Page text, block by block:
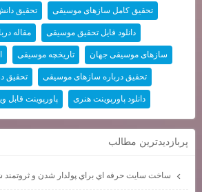
تحقیق کامل سازهای موسیقی تحقیق
دانلود فایل تحقیق موسیقی مقاله
سازهای موسیقی جهان تاریخچه موسیقی
تحقیق درباره سازهای موسیقی تحقیق
دانلود پاورپوینت هنری پاورپوینت قابل
پربازديدترين مطالب
ساخت سايت حرفه اي براي پولدار شدن و